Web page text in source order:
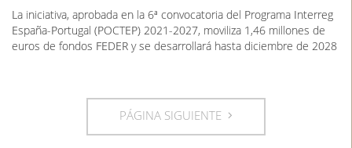
La iniciativa, aprobada en la 6ª convocatoria del Programa Interreg
España-Portugal (POCTEP) 2021-2027, moviliza 1,46 millones de
euros de fondos FEDER y se desarrollará hasta diciembre de 2028
PÁGINA SIGUIENTE